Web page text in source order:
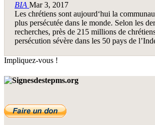
BIA Mar 3, 2017
Les chrétiens sont aujourd‘hui la
plus persécutée dans le monde. Selon les
recherches, près de 215 millions de
persécution sévère dans les 50 pays de
Impliquez-vous !